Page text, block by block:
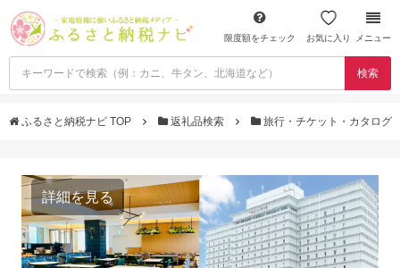
限度額をチェック お気に入り メニュー
検索
ふるさと納税ナビ TOP 返礼品検索 旅行・チケット・カタログ
詳細を見る